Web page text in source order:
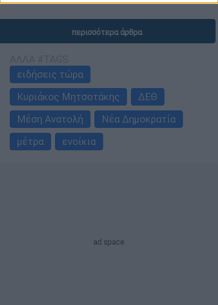
περισσότερα άρθρα
ειδήσεις τώρα
Κυριάκος Μητσοτάκης
ΔΕΘ
Μέση Ανατολή
Νέα Δημοκρατία
μέτρα
ενοίκια